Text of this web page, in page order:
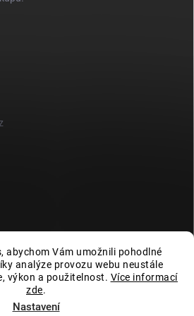
abychom Vám umožnili pohodlné
analýze provozu webu neustále
výkon a použitelnost. Více informací
zde.
Nastavení
OSOBNÍCH ÚDAJŮ